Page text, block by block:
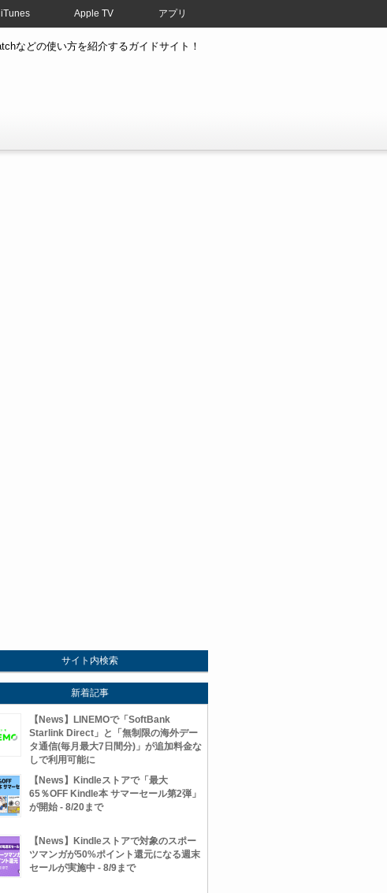
iTunes Apple TV アプリ
などの使い方を紹介するガイドサイト！
サイト内検索
新着記事
【News】LINEMOで「SoftBank
Starlink Direct」と「無制限の海外デー
タ通信(毎月最大7日間分)」が追加料金な
しで利用可能に
【News】Kindleストアで「最大
65％OFF Kindle本 サマーセール第2弾」
が開始 - 8/20まで
【News】Kindleストアで対象のスポー
ツマンガが50%ポイント還元になる週末
セールが実施中 - 8/9まで